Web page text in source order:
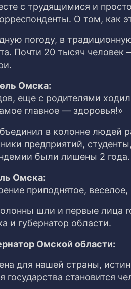
с трудящимися и
О том, как
погоду, в
Почти 20 тысяч
Омска:
еще с родителями
главное — здоровья!»
в колонне людей
предприятий,
были лишены 2 года.
Омска:
приподнятое,
шли и первые лица
и губернатор области.
Омской области:
для нашей страны,
становится